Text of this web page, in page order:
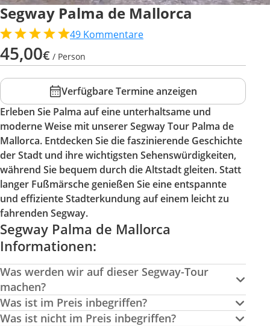
Segway Palma de Mallorca
49 Kommentare
45,00€ / Person
Verfügbare Termine anzeigen
Erleben Sie Palma auf eine unterhaltsame und
moderne Weise mit unserer Segway Tour Palma de
Mallorca. Entdecken Sie die faszinierende Geschichte
der Stadt und ihre wichtigsten Sehenswürdigkeiten,
während Sie bequem durch die Altstadt gleiten. Statt
langer Fußmärsche genießen Sie eine entspannte
und effiziente Stadterkundung auf einem leicht zu
fahrenden Segway.
Segway Palma de Mallorca
Informationen:
Was werden wir auf dieser Segway-Tour
machen?
Was ist im Preis inbegriffen?
Was ist nicht im Preis inbegriffen?